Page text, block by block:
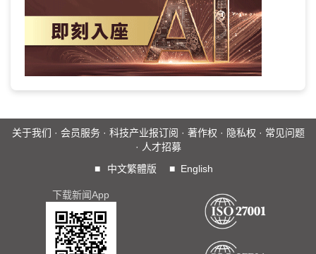
关于我们 · 会员服务· 科技产业报订阅 · 著作权 · 隐私权 · 常见问题
· 人才招募
■
中文繁體版 ■ English
下载新闻App